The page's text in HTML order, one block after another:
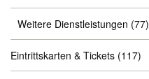
Weitere Dienstleistungen (77)
Eintrittskarten & Tickets (117)